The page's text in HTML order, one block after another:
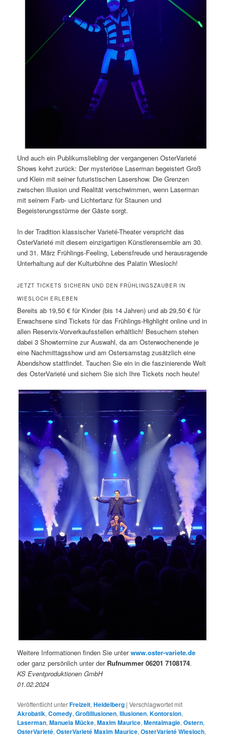
Und auch ein Publikumsliebling der vergangenen OsterVarieté
Shows kehrt zurück: Der mysteriöse Laserman begeistert Groß
und Klein mit seiner futuristischen Lasershow. Die Grenzen
zwischen Illusion und Realität verschwimmen, wenn Laserman
mit seinem Farb- und Lichtertanz für Staunen und
Begeisterungsstürme der Gäste sorgt.
In der Tradition klassischer Varieté-Theater verspricht das
OsterVarieté mit diesem einzigartigen Künstlerensemble am 30.
und 31. März Frühlings-Feeling, Lebensfreude und herausragende
Unterhaltung auf der Kulturbühne des Palatin Wiesloch!
JETZT TICKETS SICHERN UND DEN FRÜHLINGSZAUBER IN
WIESLOCH ERLEBEN
Bereits ab 19,50 € für Kinder (bis 14 Jahren) und ab 29,50 € für
Erwachsene sind Tickets für das Frühlings-Highlight online und in
allen Reservix-Vorverkaufsstellen erhältlich! Besuchern stehen
dabei 3 Showtermine zur Auswahl, da am Osterwochenende je
eine Nachmittagsshow und am Ostersamstag zusätzlich eine
Abendshow stattfindet. Tauchen Sie ein in die faszinierende Welt
des OsterVarieté und sichern Sie sich Ihre Tickets noch heute!
Weitere Informationen finden Sie unterwww.oster-variete.de
oder ganz persönlich unter der Rufnummer 06201 7108174.
KS Eventproduktionen GmbH
01.02.2024
Veröffentlicht unterFreizeit,Heidelberg |Verschlagwortet mit
Akrobatik,Comedy,Großillusionen,Illusionen,Kontorsion,
Laserman,Manuela Mücke,Maxim Maurice,Mentalmagie,Ostern,
OsterVarieté,OsterVarieté Maxim Maurice,OsterVarieté Wiesloch,